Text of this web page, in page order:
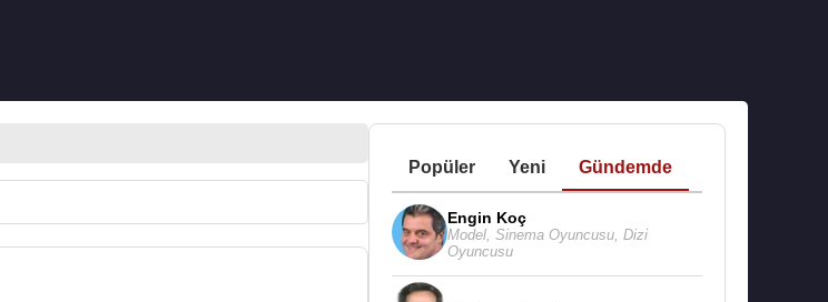
Popüler Yeni Gündemde
Engin Koç
Model, Sinema Oyuncusu, Dizi
Oyuncusu